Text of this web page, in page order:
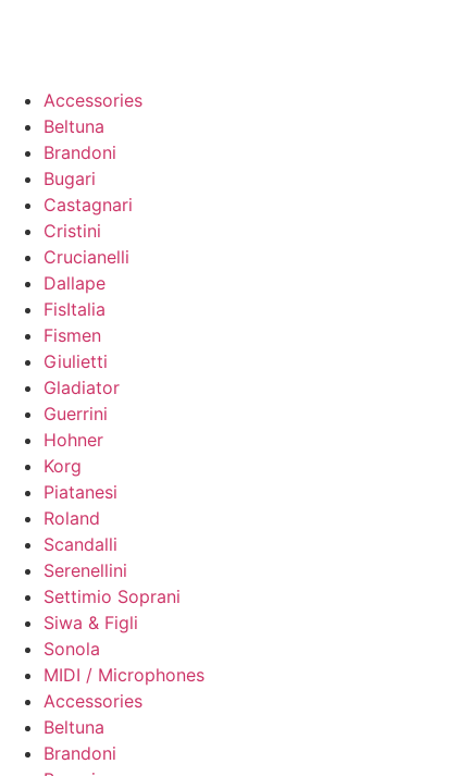
Accessories
Beltuna
Brandoni
Bugari
Castagnari
Cristini
Crucianelli
Dallape
FisItalia
Fismen
Giulietti
Gladiator
Guerrini
Hohner
Korg
Piatanesi
Roland
Scandalli
Serenellini
Settimio Soprani
Siwa & Figli
Sonola
MIDI / Microphones
Accessories
Beltuna
Brandoni